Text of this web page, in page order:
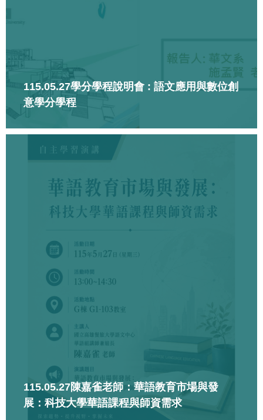
115.05.27學分學程說明會 : 語文應用與數位創
意學分學程
115.05.27陳嘉雀老師：華語教育市場與發
展：科技大學華語課程與師資需求